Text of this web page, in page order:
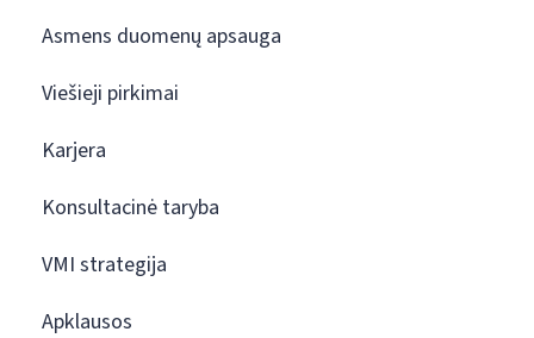
Asmens duomenų apsauga
Viešieji pirkimai
Karjera
Konsultacinė taryba
VMI strategija
Apklausos